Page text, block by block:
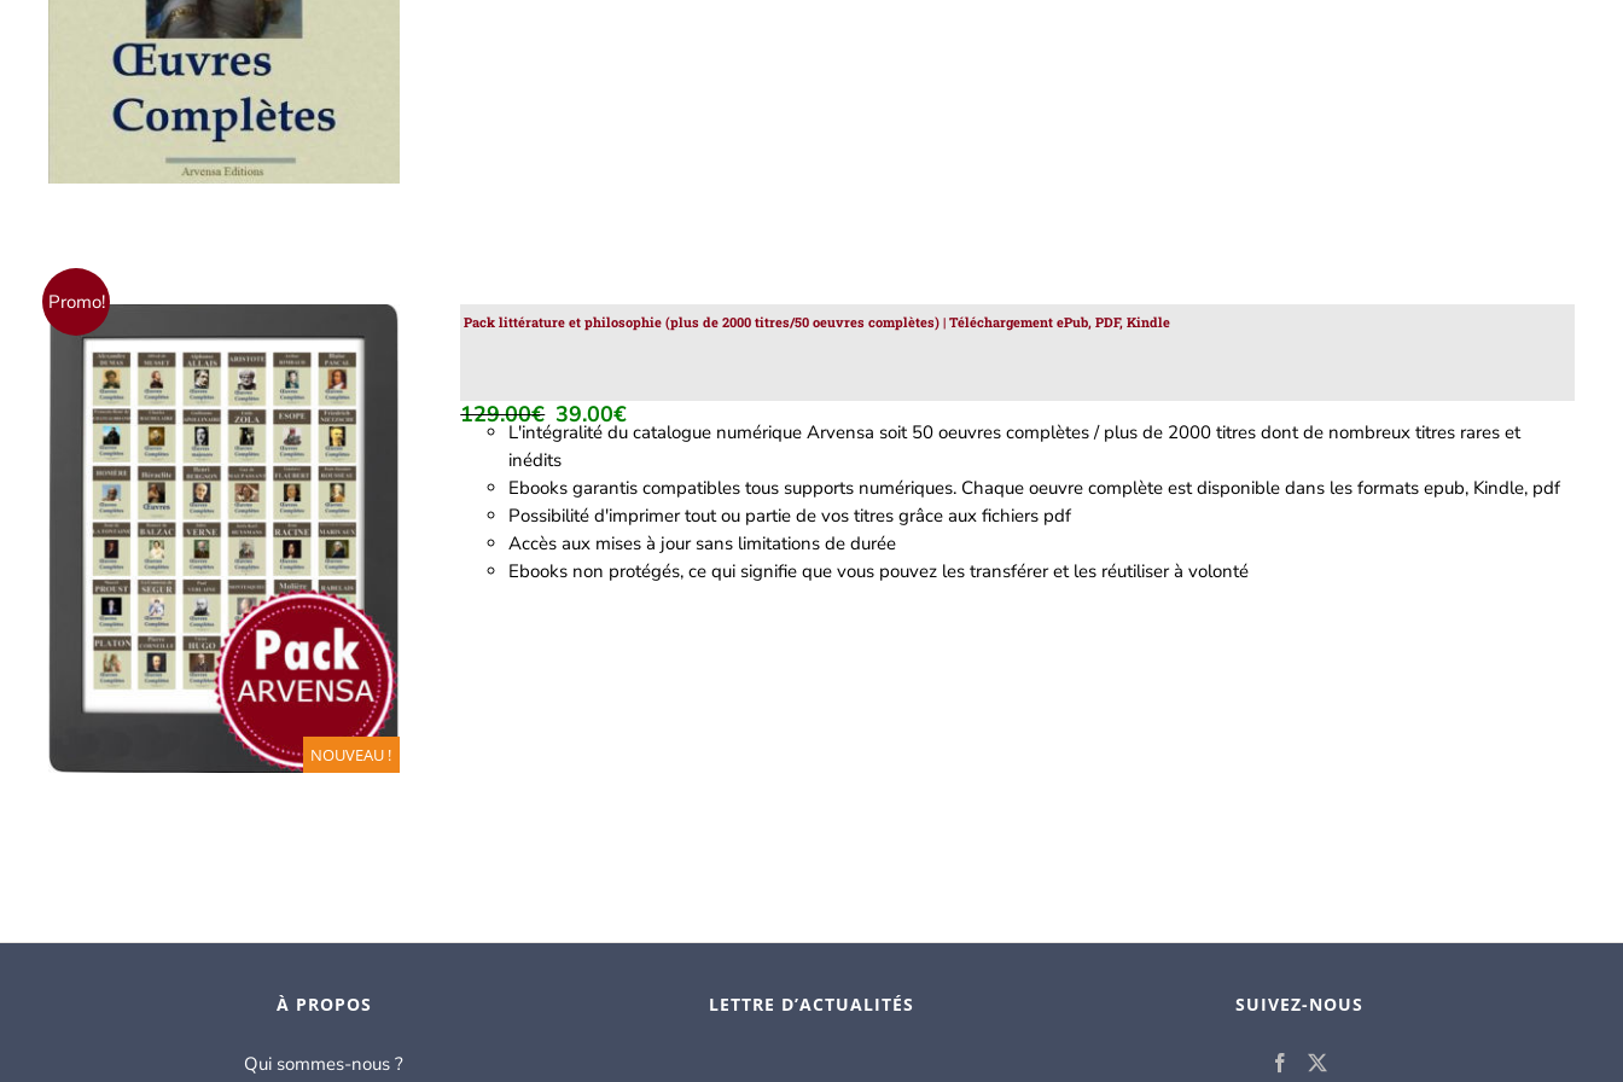
Promo!
NOUVEAU !
AJOUTER AU PANIER / DÉTAILS
Pack littérature et philosophie (plus de 2000 titres/50 oeuvres complètes) | Téléchargement ePub, PDF, Kindle
129.00€ Le
prix
initial
était :
129.00€.
39.00€Le
prix
est :
39.00€.
L'intégralité du catalogue numérique Arvensa soit 50 oeuvres complètes / plus de 2000 titres dont de nombreux titres rares et
inédits
Ebooks garantis compatibles tous supports numériques. Chaque oeuvre complète est disponible dans les formats epub, Kindle, pdf
Possibilité d'imprimer tout ou partie de vos titres grâce aux fichiers pdf
Accès aux mises à jour sans limitations de durée
Ebooks non protégés, ce qui signifie que vous pouvez les transférer et les réutiliser à volonté
À PROPOS
Qui sommes-nous ?
LETTRE D’ACTUALITÉS SUIVEZ-NOUS